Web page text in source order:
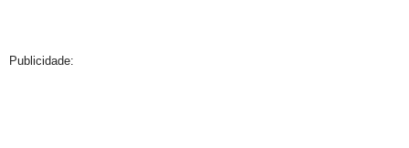
Publicidade: